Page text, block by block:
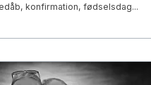
konfirmation, fødselsdag...